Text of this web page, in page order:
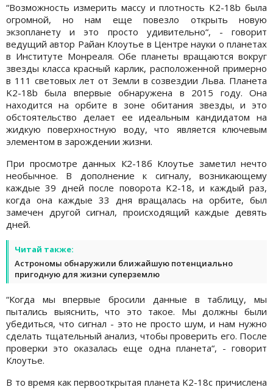
“Возможность измерить массу и плотность K2-18b была
огромной, но нам еще повезло открыть новую
экзопланету и это просто удивительно“, - говорит
ведущий автор Райан Клоутье в Центре науки о планетах
в Институте Монреаля. Обе планеты вращаются вокруг
звезды класса красный карлик, расположенной примерно
в 111 световых лет от Земли в созвездии Льва. Планета
K2-18b была впервые обнаружена в 2015 году. Она
находится на орбите в зоне обитания звезды, и это
обстоятельство делает ее идеальным кандидатом на
жидкую поверхностную воду, что является ключевым
элементом в зарождении жизни.
При просмотре данных К2-18б Клоутье заметил нечто
необычное. В дополнение к сигналу, возникающему
каждые 39 дней после поворота K2-18, и каждый раз,
когда она каждые 33 дня вращалась на орбите, был
замечен другой сигнал, происходящий каждые девять
дней.
Читай также:
Астрономы обнаружили ближайшую потенциально
пригодную для жизни суперземлю
“Когда мы впервые бросили данные в таблицу, мы
пытались выяснить, что это такое. Мы должны были
убедиться, что сигнал - это не просто шум, и нам нужно
сделать тщательный анализ, чтобы проверить его. После
проверки это оказалась еще одна планета“, - говорит
Клоутье.
В то время как первооткрытая планета K2-18c причислена